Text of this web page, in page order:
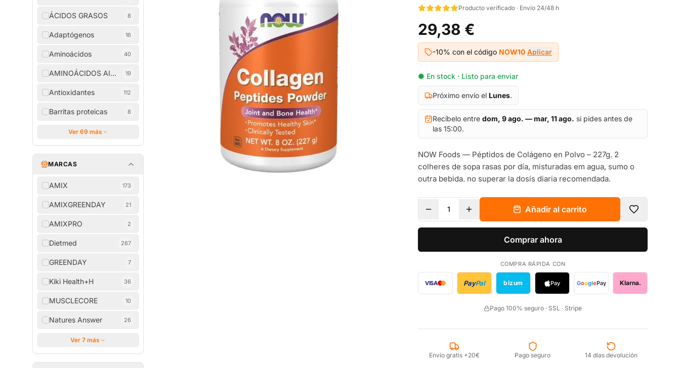
ÁCIDOS GRASOS 8
Adaptógenos 16
Aminoácidos 40
AMINOÁCIDOS AISLADOS
19
Antioxidantes 112
Barritas proteicas 8
Ver 69 más
MARCAS
AMIX 173
AMIXGREENDAY 21
AMIXPRO 2
Dietmed 267
GREENDAY 7
Kiki Health+H 36
MUSCLECORE 10
Natures Answer 26
Ver 7 más
Producto verificado · Envío 24/48 h
29,38 €
-10% con el código NOW10 Aplicar
● En stock · Listo para enviar
Próximo envío el Lunes.
Recíbelo entre dom, 9 ago. — mar, 11 ago. si pides antes de
las 15:00.
NOW Foods — Péptidos de Colágeno en Polvo – 227g. 2
colheres de sopa rasas por día, misturadas em agua, sumo o
outra bebida. no superar la dosis diaria recomendada.
1 Añadir al carrito
Comprar ahora
COMPRA RÁPIDA CON
VISA PayPal bizum Pay GooglePay Klarna.
Pago 100% seguro · SSL · Stripe
Envío gratis +20€ Pago seguro 14 días devolución